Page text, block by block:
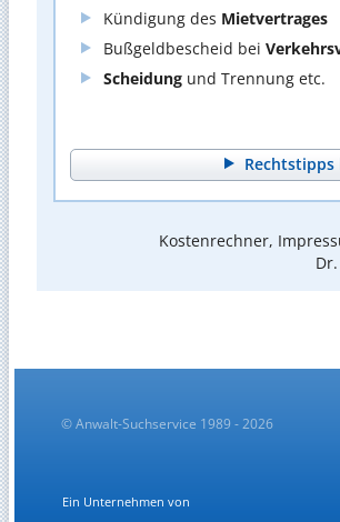
Kündigung des Mietvertrages
Bußgeldbescheid bei
Scheidung und Trennung etc.
Rechtstipps
Kostenrechner,
© Anwalt-Suchservice 1989 - 2026
Ein Unternehmen von